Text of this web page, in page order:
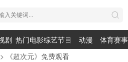
剧 热门电影综艺节目 动漫
体育赛事
> 《超次元》免费观看